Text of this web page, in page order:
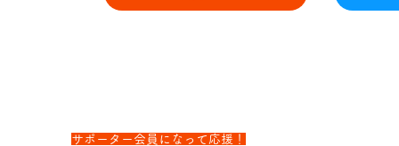
サポーター会員になって応援！